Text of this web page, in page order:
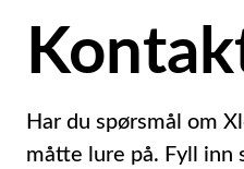
Har du spørsmål om
måtte lure på. Fyll inn